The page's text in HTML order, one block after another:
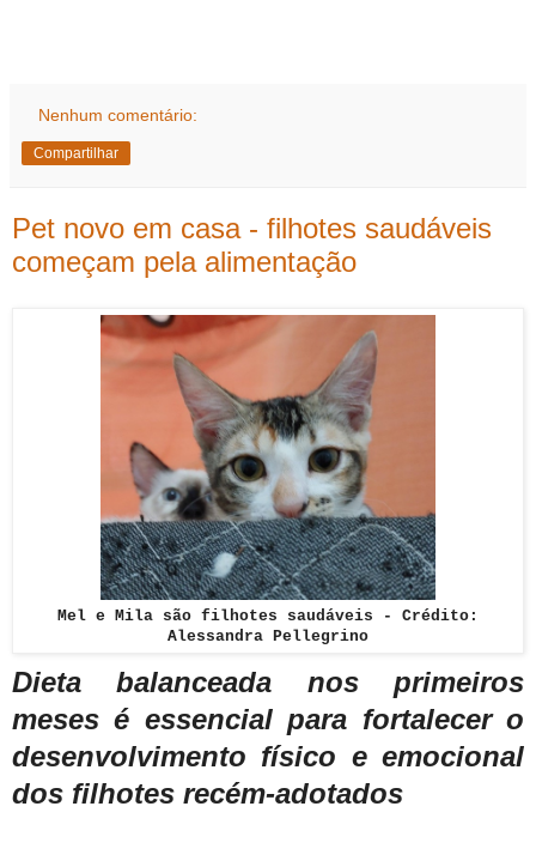
Nenhum comentário:
Compartilhar
Pet novo em casa - filhotes saudáveis
começam pela alimentação
Mel e Mila são filhotes saudáveis - Crédito:
Alessandra Pellegrino
Dieta balanceada nos primeiros
meses é essencial para fortalecer o
desenvolvimento físico e emocional
dos filhotes recém-adotados